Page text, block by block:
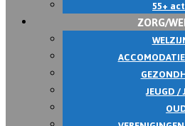
55+
ZORG/
JEUGD /